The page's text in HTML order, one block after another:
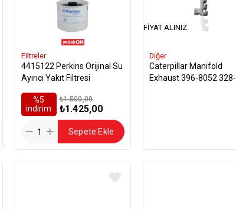
Filtreler
4415122 Perkins Orijinal Su
Ayırıcı Yakıt Filtresi
%5
i̇ndirim
₺1.425,00
₺1.500,00
Sepete Ekle
Diğer
Caterpillar Manifold
Exhaust 396-8052 328-
FIYAT ALINIZ.